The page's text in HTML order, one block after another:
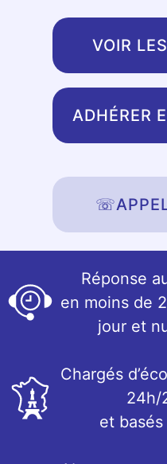
VOIR
ADHÉRER
☏
Réponse
en moins de
jour et
Chargés
24h/
et